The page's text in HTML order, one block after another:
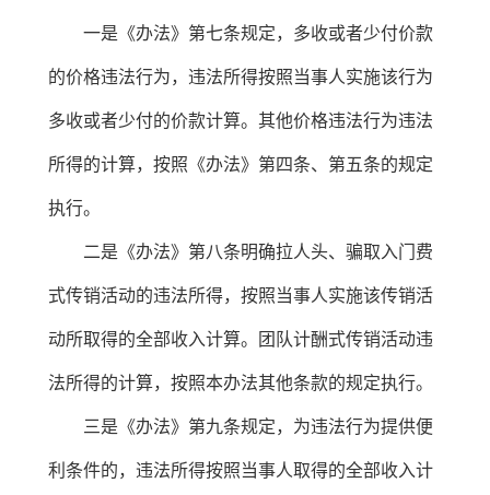
一是《办法》第七条规定，多收或者少付价款
的价格违法行为，违法所得按照当事人实施该行为
多收或者少付的价款计算。其他价格违法行为违法
所得的计算，按照《办法》第四条、第五条的规定
执行。
二是《办法》第八条明确拉人头、骗取入门费
式传销活动的违法所得，按照当事人实施该传销活
动所取得的全部收入计算。团队计酬式传销活动违
法所得的计算，按照本办法其他条款的规定执行。
三是《办法》第九条规定，为违法行为提供便
利条件的，违法所得按照当事人取得的全部收入计